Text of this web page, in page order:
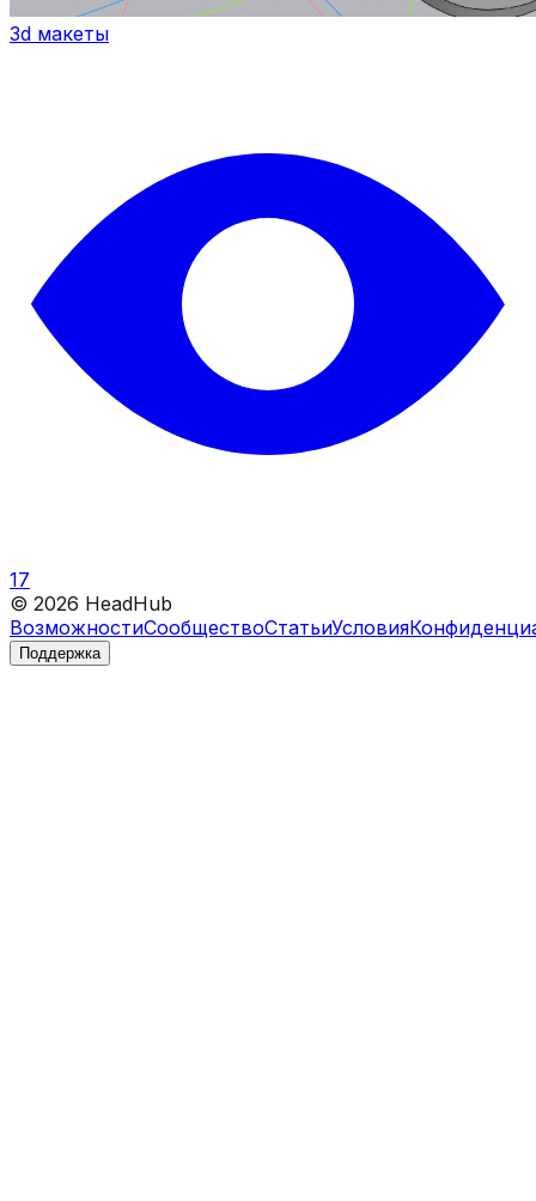
3d макеты
17
© 2026 HeadHub
ВозможностиСообществоСтатьиУсловия
Поддержка